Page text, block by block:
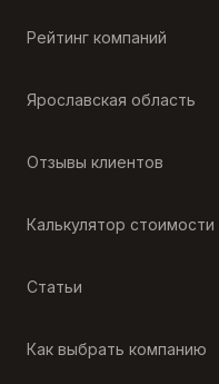
Рейтинг компаний
Ярославская область
Отзывы клиентов
Калькулятор стоимости
Статьи
Как выбрать компанию